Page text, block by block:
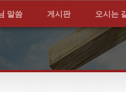
말씀 게시판 오시는